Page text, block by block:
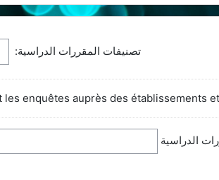
تصنيفات المقررات الدراسية:
enquêtes auprès des établissements
الدراسية